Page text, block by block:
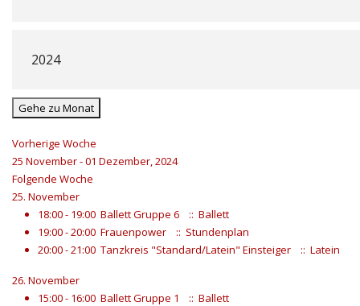
Gehe zu Monat
Vorherige Woche
25 November - 01 Dezember, 2024
Folgende Woche
25. November
18:00 - 19:00 Ballett Gruppe 6
:: Ballett
19:00 - 20:00 Frauenpower
:: Stundenplan
20:00 - 21:00 Tanzkreis "Standard/Latein" Einsteiger :: Latein
26. November
15:00 - 16:00 Ballett Gruppe 1
:: Ballett